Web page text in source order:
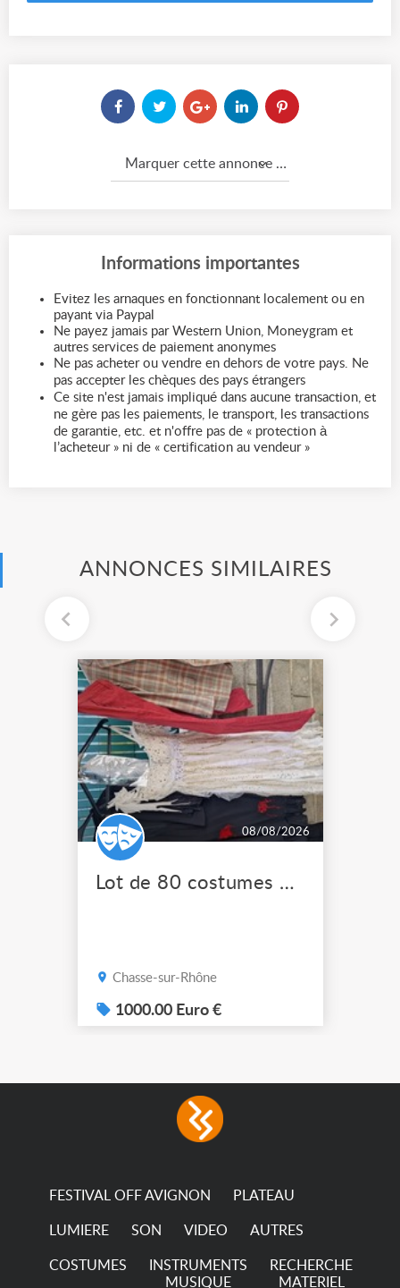
Marquer cette annonce comme...
Informations importantes
Evitez les arnaques en fonctionnant localement ou en
payant via Paypal
Ne payez jamais par Western Union, Moneygram et
autres services de paiement anonymes
Ne pas acheter ou vendre en dehors de votre pays. Ne
pas accepter les chèques des pays étrangers
Ce site n'est jamais impliqué dans aucune transaction, et
ne gère pas les paiements, le transport, les transactions
de garantie, etc. et n'offre pas de « protection à
l’acheteur » ni de « certification au vendeur »
ANNONCES SIMILAIRES
08/08/2026
Lot de 80 costumes de scène pro
Chasse-sur-Rhône
1000.00 Euro €
FESTIVAL OFF AVIGNON PLATEAU
LUMIERE SON VIDEO AUTRES
COSTUMES
INSTRUMENTS
MUSIQUE
RECHERCHE
MATERIEL